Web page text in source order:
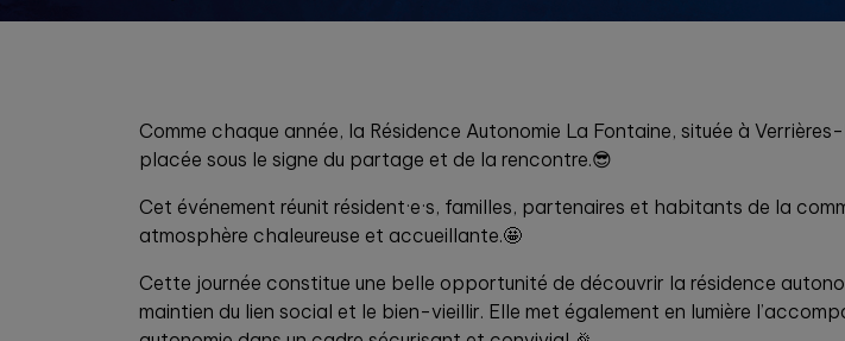
Comme chaque année, la Résidence Autonomie La Fontaine, située à
placée sous le signe du partage et de la rencontre.😎
Cet événement réunit résident·e·s, familles, partenaires et habitants de la
atmosphère chaleureuse et accueillante.🤩
Cette journée constitue une belle opportunité de découvrir la résidence
maintien du lien social et le bien-vieillir. Elle met également en lumière